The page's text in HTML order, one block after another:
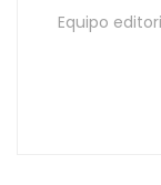
Equipo